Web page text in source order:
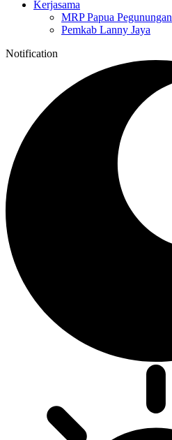
Kerjasama
MRP Papua Pegunungan
Pemkab Lanny Jaya
Notification